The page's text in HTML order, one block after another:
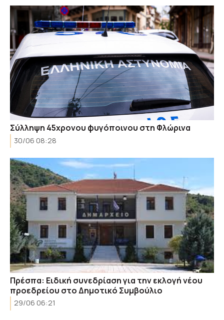
Σύλληψη 45χρονου φυγόποινου στη Φλώρινα
30/06 08:28
Πρέσπα: Ειδική συνεδρίαση για την εκλογή νέου
προεδρείου στο Δημοτικό Συμβούλιο
29/06 06:21